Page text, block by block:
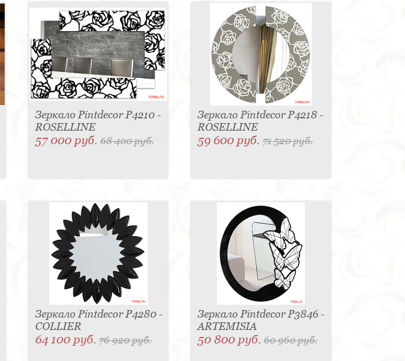
Зеркало Pintdecor P4210 -
ROSELLINE
57 000 руб. 68 400 руб.
Зеркало Pintdecor P4218 -
ROSELLINE
59 600 руб.71 520 руб.
Зеркало Pintdecor P4280 -
COLLIER
64 100 руб. 76 920 руб.
Зеркало Pintdecor P3846 -
ARTEMISIA
50 800 руб.60 960 руб.